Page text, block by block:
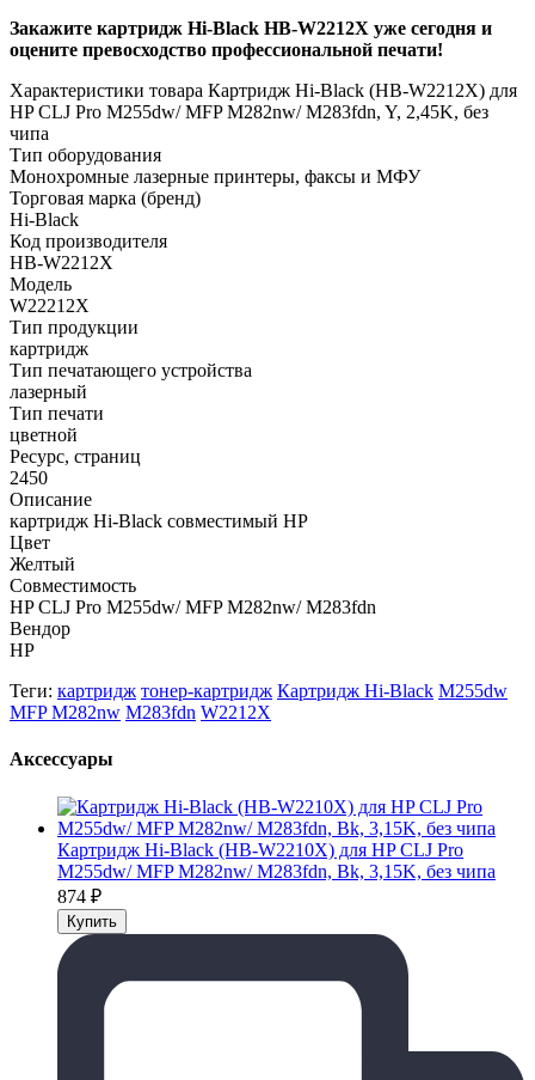
Закажите картридж Hi-Black HB-W2212X уже сегодня и
оцените превосходство профессиональной печати!
Характеристики товара Картридж Hi-Black (HB-W2212X) для
HP CLJ Pro M255dw/ MFP M282nw/ M283fdn, Y, 2,45K, без
чипа
Тип оборудования
Монохромные лазерные принтеры, факсы и МФУ
Торговая марка (бренд)
Hi-Black
Код производителя
HB-W2212X
Модель
W22212X
Тип продукции
картридж
Тип печатающего устройства
лазерный
Тип печати
цветной
Ресурс, страниц
2450
Описание
картридж Hi-Black совместимый HP
Цвет
Желтый
Совместимость
HP CLJ Pro M255dw/ MFP M282nw/ M283fdn
Вендор
HP
Теги: картридж тонер-картридж Картридж Hi-Black M255dw
MFP M282nw M283fdn W2212X
Аксессуары
Картридж Hi-Black (HB-W2210X) для HP CLJ Pro
M255dw/ MFP M282nw/ M283fdn, Bk, 3,15K, без чипа
874 ₽